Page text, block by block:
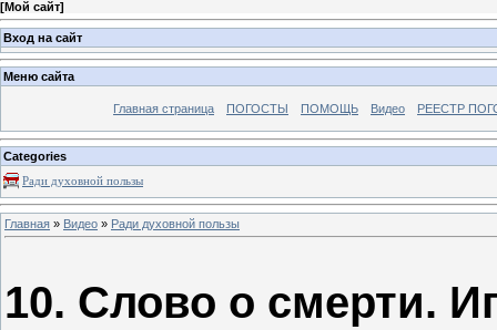
[Мой сайт]
Вход на сайт
Меню сайта
Главная страница ПОГОСТЫ ПОМОЩЬ Видео РЕЕСТР
Categories
Ради духовной пользы
Главная » Видео » Ради духовной пользы
10. Слово о смерти.